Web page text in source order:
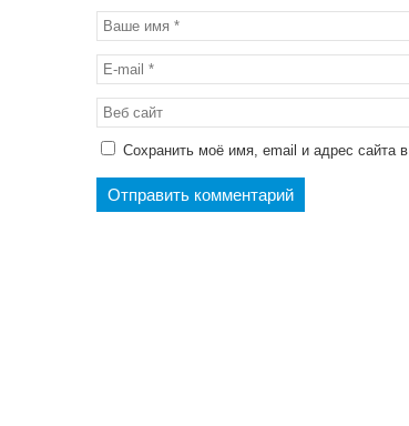
Сохранить моё имя, email и адрес сайта